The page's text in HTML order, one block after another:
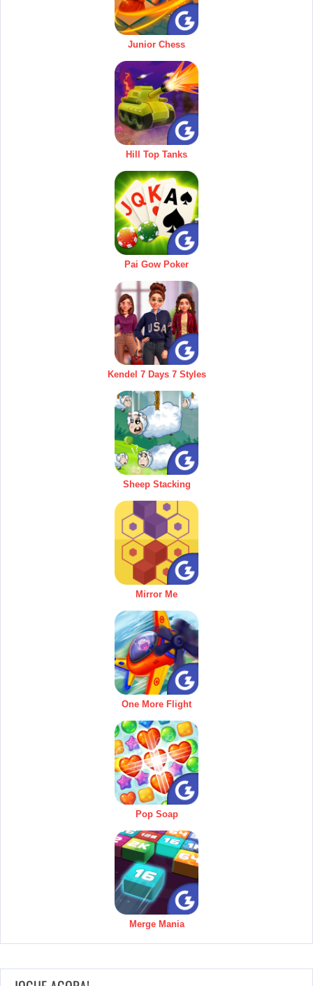
Junior Chess
Hill Top Tanks
Pai Gow Poker
Kendel 7 Days 7 Styles
Sheep Stacking
Mirror Me
One More Flight
Pop Soap
Merge Mania